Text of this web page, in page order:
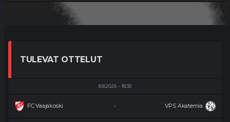
TULEVAT OTTELUT
8.8.2026 18:30
FC Vaajakoski VPS Akatemia
-